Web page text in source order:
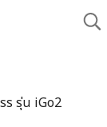
รุ่น iGo2